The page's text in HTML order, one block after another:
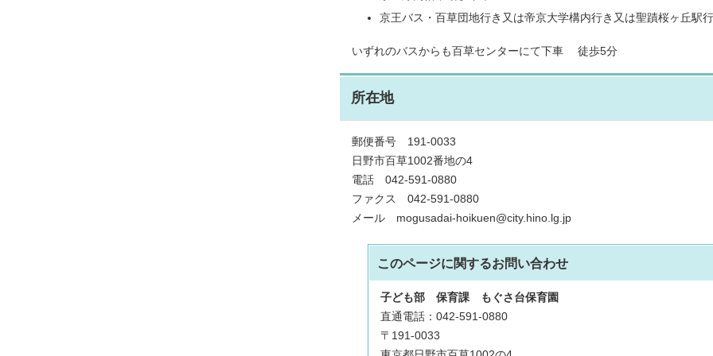
京王バス・百草団地行き又は帝京大学構内行き又は聖蹟桜ヶ丘駅
いずれのバスからも百草センターにて下車 徒歩5分
所在地
郵便番号 191-0033
日野市百草1002番地の4
電話 042-591-0880
ファクス 042-591-0880
メール mogusadai-hoikuen@city.hino.lg.jp
このページに関するお問い合わせ
子ども部 保育課 もぐさ台保育園
直通電話：042-591-0880
〒191-0033